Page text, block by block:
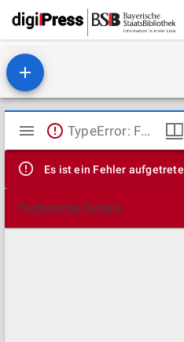
Mirador
Viewer
TypeError: Failed to fetch
Es ist ein Fehler
Technische Details